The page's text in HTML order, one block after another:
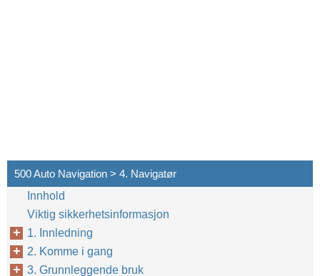
500 Auto Navigation > 4. Navigatør
Innhold
Viktig sikkerhetsinformasjon
1. Innledning
2. Komme i gang
3. Grunnleggende bruk